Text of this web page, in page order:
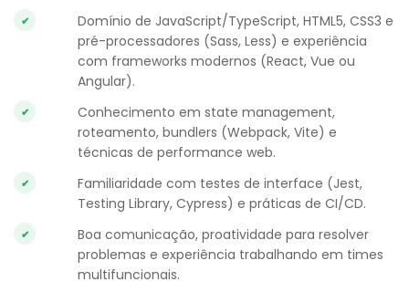
Domínio de JavaScript/TypeScript, HTML5, CSS3 e
pré-processadores (Sass, Less) e experiência
com frameworks modernos (React, Vue ou
Angular).
Conhecimento em state management,
roteamento, bundlers (Webpack, Vite) e
técnicas de performance web.
Familiaridade com testes de interface (Jest,
Testing Library, Cypress) e práticas de CI/CD.
Boa comunicação, proatividade para resolver
problemas e experiência trabalhando em times
multifuncionais.